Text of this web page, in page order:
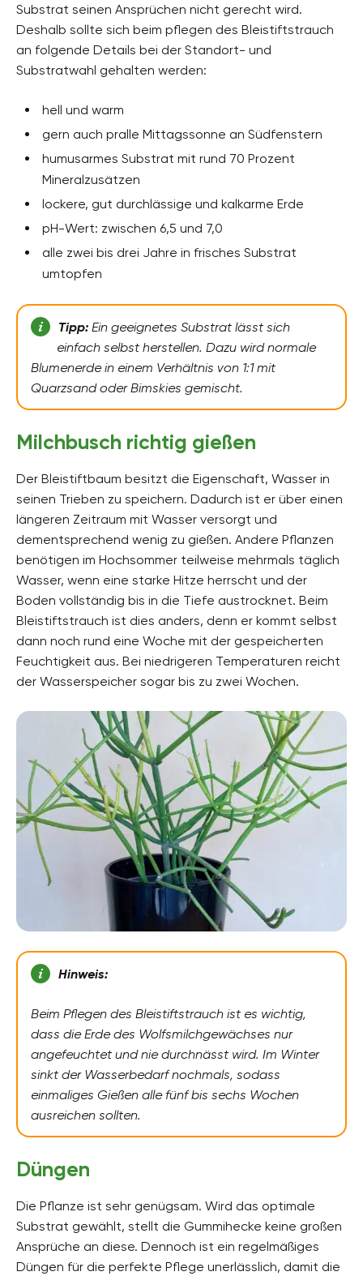
Substrat seinen Ansprüchen nicht gerecht wird.
Deshalb sollte sich beim pflegen des Bleistiftstrauch
an folgende Details bei der Standort- und
Substratwahl gehalten werden:
hell und warm
gern auch pralle Mittagssonne an Südfenstern
humusarmes Substrat mit rund 70 Prozent
Mineralzusätzen
lockere, gut durchlässige und kalkarme Erde
pH-Wert: zwischen 6,5 und 7,0
alle zwei bis drei Jahre in frisches Substrat
umtopfen
Tipp:Ein geeignetes Substrat lässt sich
einfach selbst herstellen. Dazu wird normale
Blumenerde in einem Verhältnis von 1:1 mit
Quarzsand oder Bimskies gemischt.
Milchbusch richtig gießen
Der Bleistiftbaum besitzt die Eigenschaft, Wasser in
seinen Trieben zu speichern. Dadurch ist er über einen
längeren Zeitraum mit Wasser versorgt und
dementsprechend wenig zu gießen. Andere Pflanzen
benötigen im Hochsommer teilweise mehrmals täglich
Wasser, wenn eine starke Hitze herrscht und der
Boden vollständig bis in die Tiefe austrocknet. Beim
Bleistiftstrauch ist dies anders, denn er kommt selbst
dann noch rund eine Woche mit der gespeicherten
Feuchtigkeit aus. Bei niedrigeren Temperaturen reicht
der Wasserspeicher sogar bis zu zwei Wochen.
Hinweis:
Beim Pflegen des Bleistiftstrauch ist es wichtig,
dass die Erde des Wolfsmilchgewächses nur
angefeuchtet und nie durchnässt wird. Im Winter
sinkt der Wasserbedarf nochmals, sodass
einmaliges Gießen alle fünf bis sechs Wochen
ausreichen sollten.
Düngen
Die Pflanze ist sehr genügsam. Wird das optimale
Substrat gewählt, stellt die Gummihecke keine großen
Ansprüche an diese. Dennoch ist ein regelmäßiges
Düngen für die perfekte Pflege unerlässlich, damit die